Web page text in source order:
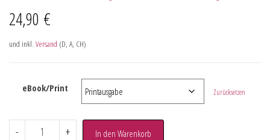
24,90 €
und inkl. Versand (D, A, CH)
eBook/Print Zurücksetzen
- + In den Warenkorb